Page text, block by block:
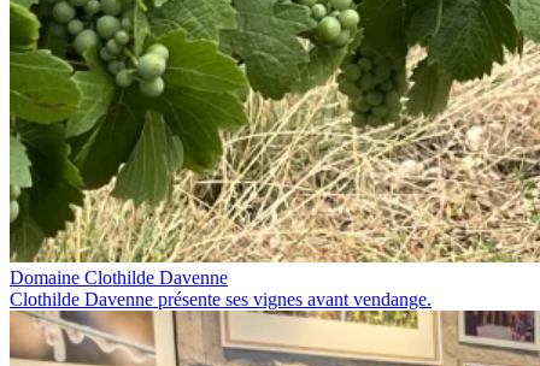
Domaine Clothilde Davenne
Clothilde Davenne présente ses vignes avant vendange.